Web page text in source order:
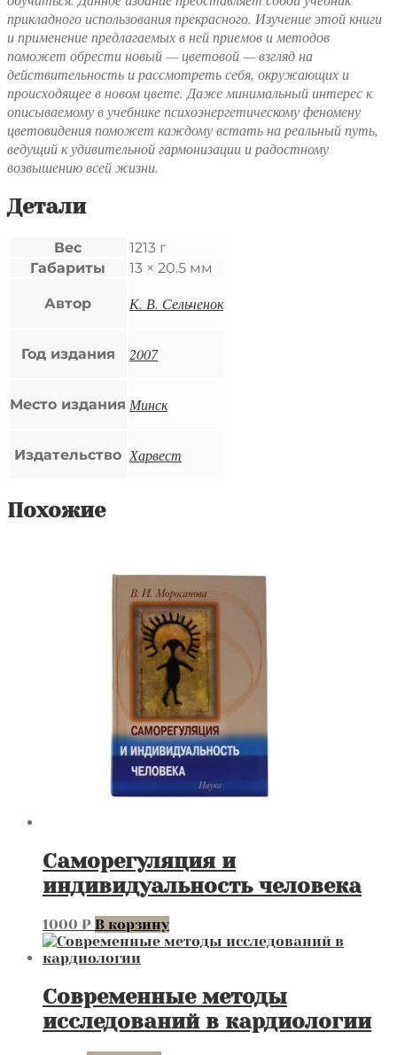
прикладного использования прекрасного. Изучение этой книги
и применение предлагаемых в ней приемов и методов
поможет обрести новый — цветовой — взгляд на
действительность и рассмотреть себя, окружающих и
происходящее в новом цвете. Даже минимальный интерес к
описываемому в учебнике психоэнергетическому феномену
цветовидения поможет каждому встать на реальный путь,
ведущий к удивительной гармонизации и радостному
возвышению всей жизни.
Детали
Вес
1213 г
Габариты
13 × 20.5 мм
Автор К. В. Сельченок
Год издания 2007
Место издания Минск
Издательство Харвест
Похожие
Саморегуляция и
индивидуальность человека
1000 ₽ В корзину
Современные методы
исследований в кардиологии